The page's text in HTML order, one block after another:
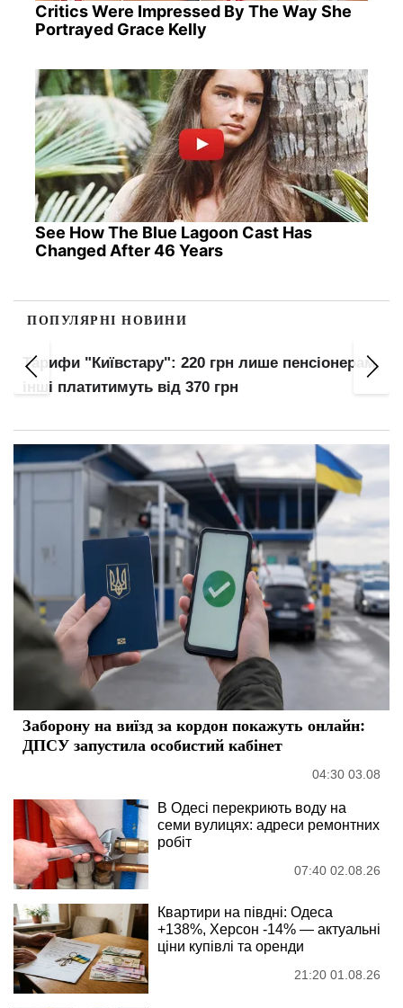
Critics Were Impressed By The Way She
Portrayed Grace Kelly
See How The Blue Lagoon Cast Has
Changed After 46 Years
ПОПУЛЯРНІ НОВИНИ
Тарифи "Київстару": 220 грн лише пенсіонерам,
інші платитимуть від 370 грн
Заборону на виїзд за кордон покажуть онлайн:
ДПСУ запустила особистий кабінет
04:30 03.08
В Одесі перекриють воду на
семи вулицях: адреси ремонтних
робіт
07:40 02.08.26
Квартири на півдні: Одеса
+138%, Херсон -14% — актуальні
ціни купівлі та оренди
21:20 01.08.26